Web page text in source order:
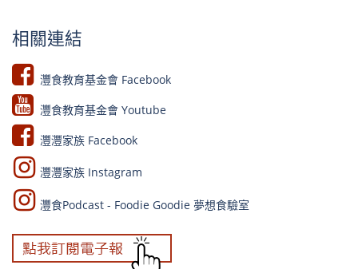
相關連結
灃食教育基金會 Facebook​
灃食教育基金會 Youtube​​
灃灃家族 Facebook
灃灃家族 Instagram
灃食Podcast - Foodie Goodie 夢想食驗室​